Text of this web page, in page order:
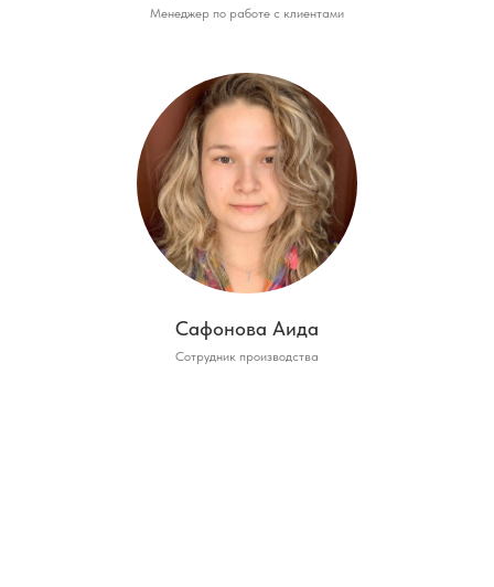
Менеджер по работе с клиентами
Сафонова Аида
Сотрудник производства